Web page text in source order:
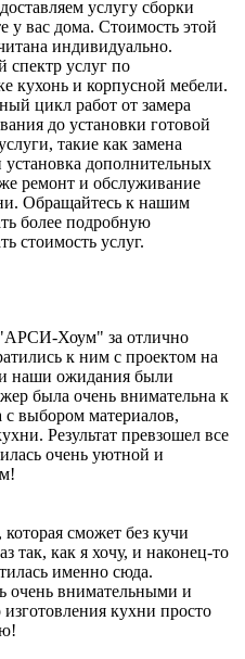
услугу сборки
у вас дома. Стоимость этой
индивидуально.
услуг по
кухонь и корпусной мебели.
цикл работ от замера
до установки готовой
такие как замена
установка дополнительных
ремонт и обслуживание
Обращайтесь к нашим
более подробную
стоимость услуг.
Хоум" за отлично
к ним с проектом на
и наши ожидания были
была очень внимательна к
выбором материалов,
Результат превзошел все
очень уютной и
сможет без кучи
так, как я хочу, и наконец-то
именно сюда.
очень внимательными и
кухни просто